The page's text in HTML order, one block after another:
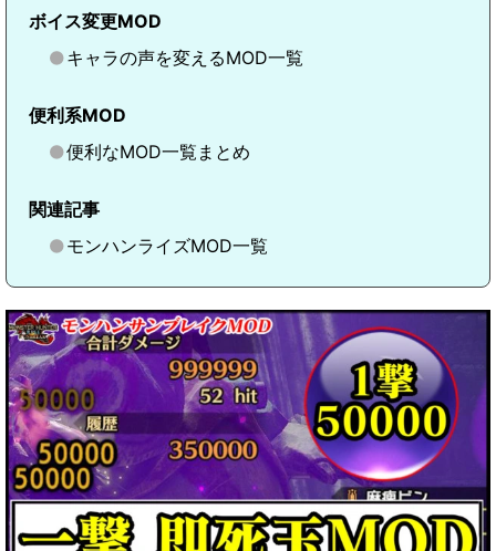
ボイス変更MOD
キャラの声を変えるMOD一覧
便利系MOD
便利なMOD一覧まとめ
関連記事
モンハンライズMOD一覧